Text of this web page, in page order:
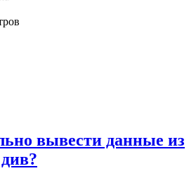
вывести данные из